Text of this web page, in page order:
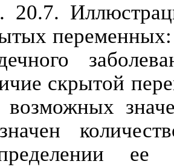
20.7.
переменных:
скрытой
возможных
ее